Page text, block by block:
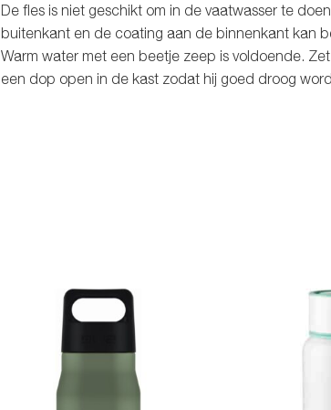
De fles is niet geschikt om in de vaatwasser te
buitenkant en de coating aan de binnenkant kan
Warm water met een beetje zeep is voldoende.
een dop open in de kast zodat hij goed droog